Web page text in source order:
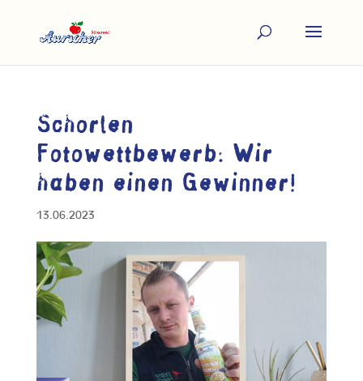
Schorlen
Fotowettbewerb: Wir
haben einen Gewinner!
13.06.2023